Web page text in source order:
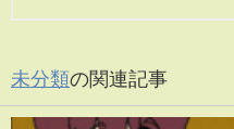
未分類の関連記事